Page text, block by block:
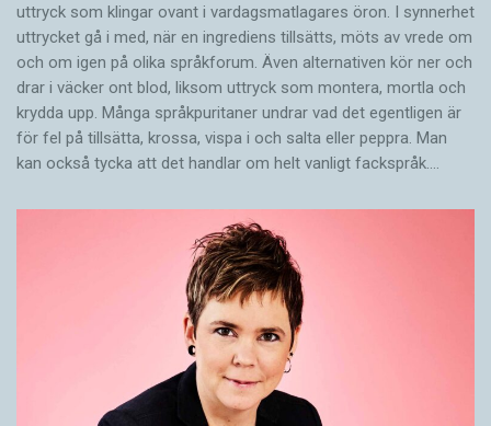
uttryck som klingar ovant i vardagsmatlagares öron. I synnerhet
uttrycket gå i med, när en ingrediens tillsätts, möts av vrede om
och om igen på olika språkforum. Även alternativen kör ner och
drar i väcker ont blod, liksom uttryck som montera, mortla och
krydda upp. Många språkpuritaner undrar vad det egentligen är
för fel på tillsätta, krossa, vispa i och salta eller peppra. Man
kan också tycka att det handlar om helt vanligt fackspråk.…